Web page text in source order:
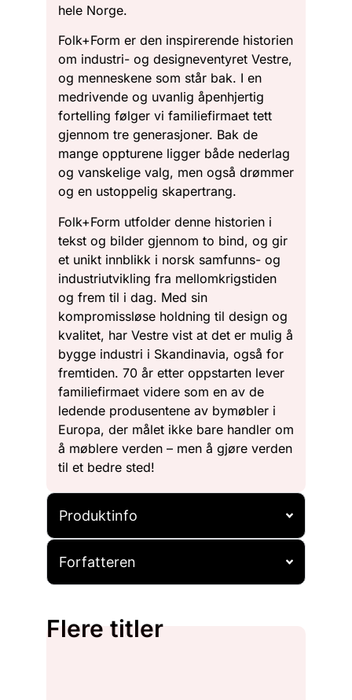
hele Norge.
Folk+Form er den inspirerende historien
om industri- og designeventyret Vestre,
og menneskene som står bak. I en
medrivende og uvanlig åpenhjertig
fortelling følger vi familiefirmaet tett
gjennom tre generasjoner. Bak de
mange oppturene ligger både nederlag
og vanskelige valg, men også drømmer
og en ustoppelig skapertrang.
Folk+Form utfolder denne historien i
tekst og bilder gjennom to bind, og gir
et unikt innblikk i norsk samfunns- og
industriutvikling fra mellomkrigstiden
og frem til i dag. Med sin
kompromissløse holdning til design og
kvalitet, har Vestre vist at det er mulig å
bygge industri i Skandinavia, også for
fremtiden. 70 år etter oppstarten lever
familiefirmaet videre som en av de
ledende produsentene av bymøbler i
Europa, der målet ikke bare handler om
å møblere verden – men å gjøre verden
til et bedre sted!
Produktinfo
Forfatteren
Flere titler